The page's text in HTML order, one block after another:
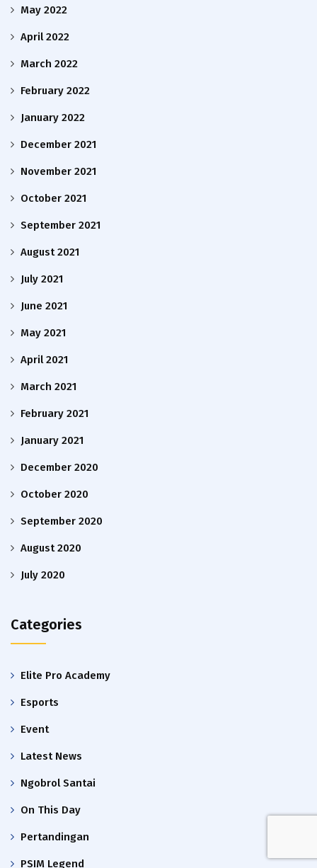
May 2022
April 2022
March 2022
February 2022
January 2022
December 2021
November 2021
October 2021
September 2021
August 2021
July 2021
June 2021
May 2021
April 2021
March 2021
February 2021
January 2021
December 2020
October 2020
September 2020
August 2020
July 2020
Categories
Elite Pro Academy
Esports
Event
Latest News
Ngobrol Santai
On This Day
Pertandingan
PSIM Legend